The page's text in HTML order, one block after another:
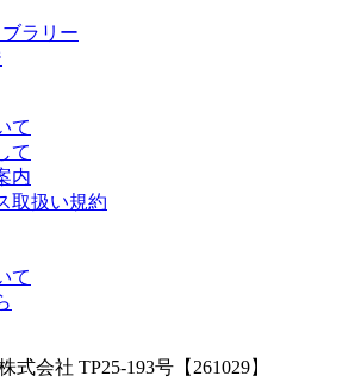
て
て
内
取扱い規約
て
会社 TP25-193号【261029】